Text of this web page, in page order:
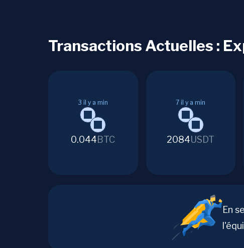
Transactions Actuelles :
3 il y a min
0.044BTC
7 il y a min
2084USDT
En